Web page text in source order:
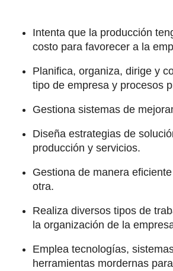
Intenta que la producción
costo para favorecer a la
Planifica, organiza, dirige y
tipo de empresa y procesos
Gestiona sistemas de
Diseña estrategias de
producción y servicios.
Gestiona de manera
otra.
Realiza diversos tipos de
la organización de la
Emplea tecnologías,
herramientas mordernas